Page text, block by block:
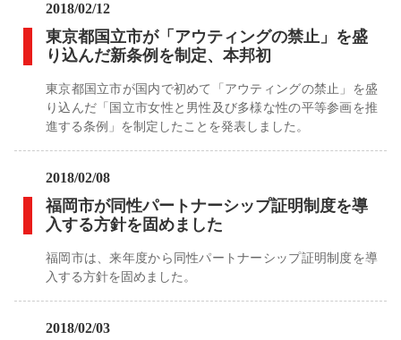
2018/02/12
東京都国立市が「アウティングの禁止」を盛
り込んだ新条例を制定、本邦初
東京都国立市が国内で初めて「アウティングの禁止」を盛
り込んだ「国立市女性と男性及び多様な性の平等参画を推
進する条例」を制定したことを発表しました。
2018/02/08
福岡市が同性パートナーシップ証明制度を導
入する方針を固めました
福岡市は、来年度から同性パートナーシップ証明制度を導
入する方針を固めました。
2018/02/03